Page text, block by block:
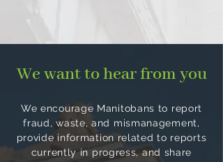
We want to hear from you
We encourage Manitobans to report
fraud, waste, and mismanagement,
provide information related to reports
currently in progress, and share